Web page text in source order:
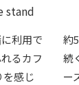
stand
利用で
るカフ
を感じ
約
続
ー